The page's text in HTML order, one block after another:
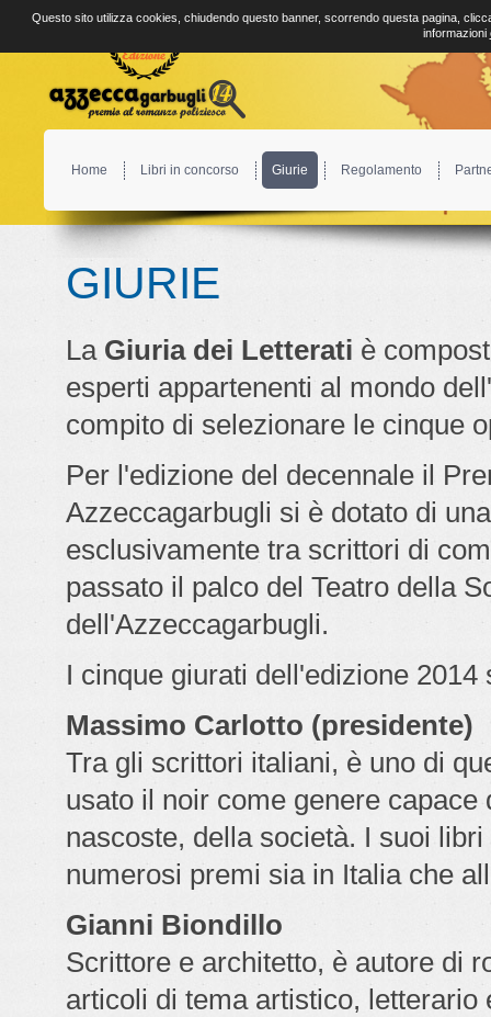
Home Libri in concorso Giurie Regolamento
GIURIE
La Giuria dei Letterati è
esperti appartenenti al mondo
compito di selezionare le cinque
Per l'edizione del decennale il
Azzeccagarbugli si è dotato di
esclusivamente tra scrittori di
passato il palco del Teatro della
dell'Azzeccagarbugli.
I cinque giurati dell'edizione 2014
Massimo Carlotto (presidente)
Tra gli scrittori italiani, è uno di
usato il noir come genere
nascoste, della società. I suoi
numerosi premi sia in Italia che
Gianni Biondillo
Scrittore e architetto, è autore di
articoli di tema artistico,
Questo sito utilizza cookies, chiudendo questo banner, scorrendo questa pagina,
informazioni